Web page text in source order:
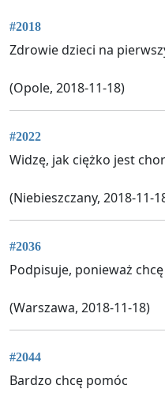
#2018
Zdrowie dzieci na
(Opole, 2018-11-18)
#2022
Widzę, jak ciężko jest
(Niebieszczany, 2018-11-
#2036
Podpisuje, ponieważ
(Warszawa, 2018-11-18)
#2044
Bardzo chcę pomóc